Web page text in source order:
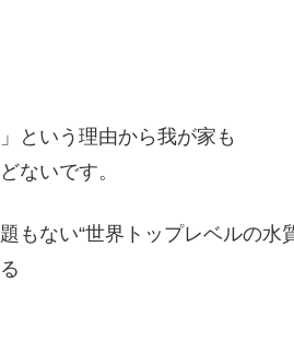
」という理由から我が家も
ないです。
もない“世界トップレベルの水